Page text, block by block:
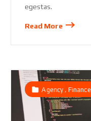
egestas.
Read More
Agency Finance